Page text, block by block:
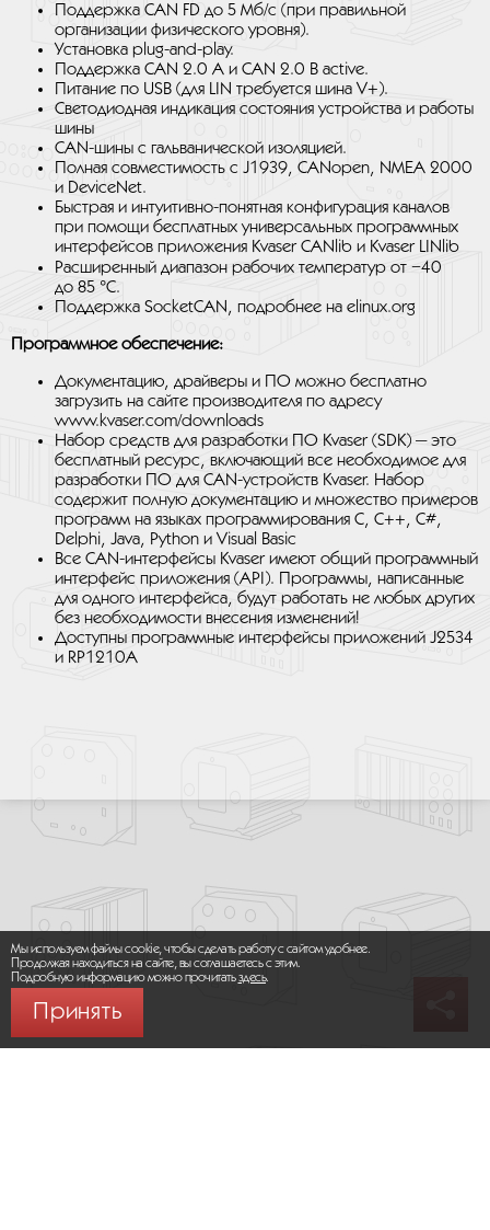
Поддержка CAN FD до 5 Мб/с (при правильной
организации физического уровня).
Установка plug-and-play.
Поддержка CAN 2.0 A и CAN 2.0 B active.
Питание по USB (для LIN требуется шина V+).
Светодиодная индикация состояния устройства и работы
шины
CAN-шины с гальванической изоляцией.
Полная совместимость с J1939, CANopen, NMEA 2000
и DeviceNet.
Быстрая и интуитивно-понятная конфигурация каналов
при помощи бесплатных универсальных программных
интерфейсов приложения Kvaser CANlib и Kvaser LINlib
Расширенный диапазон рабочих температур от −40
до 85 °C.
Поддержка SocketCAN, подробнее на elinux.org
Программное обеспечение:
Документацию, драйверы и ПО можно бесплатно
загрузить на сайте производителя по адресу
www.kvaser.com/downloads
Набор средств для разработки ПО Kvaser (SDK) — это
бесплатный ресурс, включающий все необходимое для
разработки ПО для CAN-устройств Kvaser. Набор
содержит полную документацию и множество примеров
программ на языках программирования C, C++, C#,
Delphi, Java, Python и Visual Basic
Все CAN-интерфейсы Kvaser имеют общий программный
интерфейс приложения (API). Программы, написанные
для одного интерфейса, будут работать не любых других
без необходимости внесения изменений!
Доступны программные интерфейсы приложений J2534
и RP1210A
Мы используем файлы cookie, чтобы сделать работу с сайтом удобнее.
Продолжая находиться на сайте, вы соглашаетесь с этим.
Подробную информацию можно прочитатьздесь.
Принять